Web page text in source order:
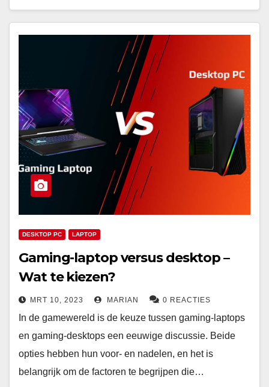
DESKTOP PC LAPTOP
Gaming-laptop versus desktop –
Wat te kiezen?
MRT 10, 2023 MARIAN 0 REACTIES
In de gamewereld is de keuze tussen gaming-laptops
en gaming-desktops een eeuwige discussie. Beide
opties hebben hun voor- en nadelen, en het is
belangrijk om de factoren te begrijpen die…